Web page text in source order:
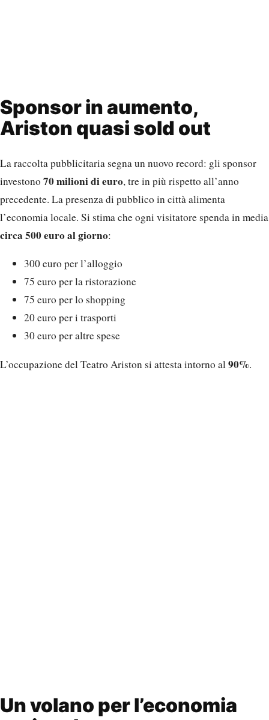
Sponsor in aumento,
Ariston quasi sold out
La raccolta pubblicitaria segna un nuovo record: gli sponsor
investono 70 milioni di euro, tre in più rispetto all’anno
precedente. La presenza di pubblico in città alimenta
l’economia locale. Si stima che ogni visitatore spenda in media
circa 500 euro al giorno:
300 euro per l’alloggio
75 euro per la ristorazione
75 euro per lo shopping
20 euro per i trasporti
30 euro per altre spese
L’occupazione del Teatro Ariston si attesta intorno al90%.
Un volano per l’economia